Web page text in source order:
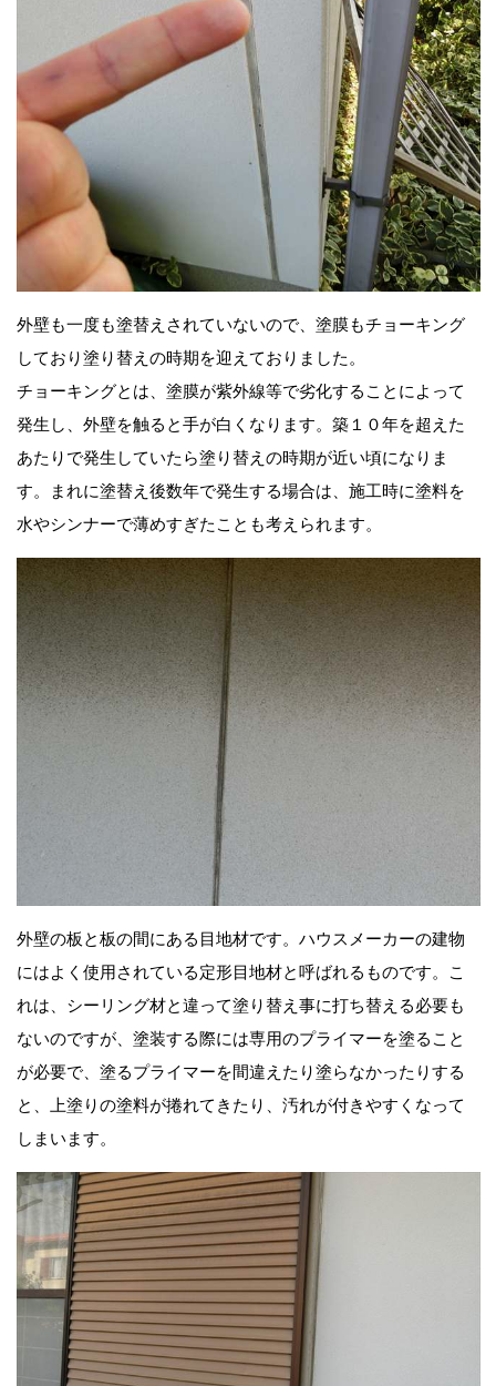
外壁も一度も塗替えされていないので、塗膜もチョーキング
しており塗り替えの時期を迎えておりました。
チョーキングとは、塗膜が紫外線等で劣化することによって
発生し、外壁を触ると手が白くなります。築１０年を超えた
あたりで発生していたら塗り替えの時期が近い頃になりま
す。まれに塗替え後数年で発生する場合は、施工時に塗料を
水やシンナーで薄めすぎたことも考えられます。
外壁の板と板の間にある目地材です。ハウスメーカーの建物
にはよく使用されている定形目地材と呼ばれるものです。こ
れは、シーリング材と違って塗り替え事に打ち替える必要も
ないのですが、塗装する際には専用のプライマーを塗ること
が必要で、塗るプライマーを間違えたり塗らなかったりする
と、上塗りの塗料が捲れてきたり、汚れが付きやすくなって
しまいます。